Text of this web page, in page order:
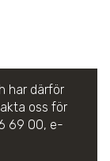
har därför
oss för
69 00, e-